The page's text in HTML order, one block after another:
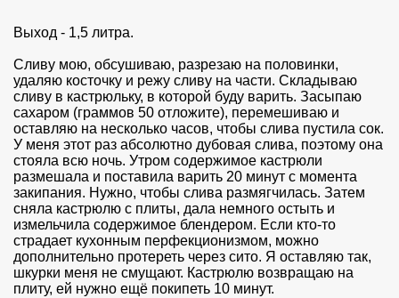
Выход - 1,5 литра.
Сливу мою, обсушиваю, разрезаю на половинки,
удаляю косточку и режу сливу на части. Складываю
сливу в кастрюльку, в которой буду варить. Засыпаю
сахаром (граммов 50 отложите), перемешиваю и
оставляю на несколько часов, чтобы слива пустила сок.
У меня этот раз абсолютно дубовая слива, поэтому она
стояла всю ночь. Утром содержимое кастрюли
размешала и поставила варить 20 минут с момента
закипания. Нужно, чтобы слива размягчилась. Затем
сняла кастрюлю с плиты, дала немного остыть и
измельчила содержимое блендером. Если кто-то
страдает кухонным перфекционизмом, можно
дополнительно протереть через сито. Я оставляю так,
шкурки меня не смущают. Кастрюлю возвращаю на
плиту, ей нужно ещё покипеть 10 минут.